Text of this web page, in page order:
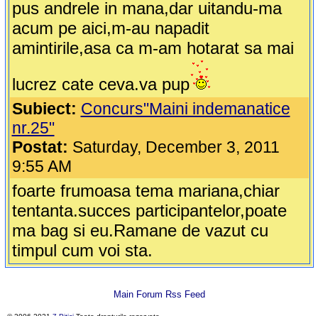
pus andrele in mana,dar uitandu-ma
acum pe aici,m-au napadit
amintirile,asa ca m-am hotarat sa mai
lucrez cate ceva.va pup
Subiect: Concurs"Maini indemanatice
nr.25"
Postat: Saturday, December 3, 2011
9:55 AM
foarte frumoasa tema mariana,chiar
tentanta.succes participantelor,poate
ma bag si eu.Ramane de vazut cu
timpul cum voi sta.
Main Forum Rss Feed